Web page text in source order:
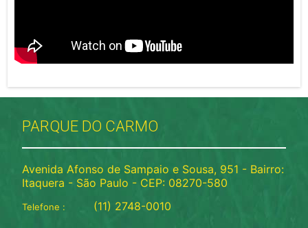
PARQUE DO CARMO
Avenida Afonso de Sampaio e Sousa, 951 - Bairro:
Itaquera - São Paulo - CEP: 08270-580
Telefone : (11) 2748-0010